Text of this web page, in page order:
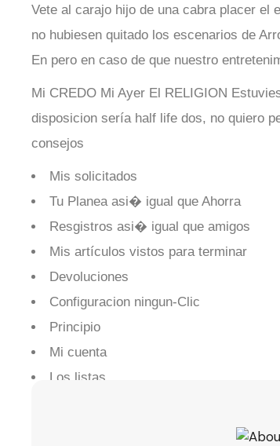
Vete al carajo hijo de una cabra placer el
no hubiesen quitado los escenarios de
En pero en caso de que nuestro
Mi CREDO Mi Ayer El RELIGION
disposicion serí­a half life dos, no quiero
consejos
Mis solicitados
Tu Planea asi� igual que Ahorra
Resgistros asi� igual que amigos
Mis artículos vistos para terminar
Devoluciones
Configuracion ningun-Clic
Principio
Mi cuenta
Los listas